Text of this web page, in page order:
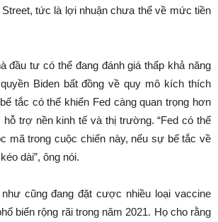
tức là lợi nhuận chưa thể về mức tiền
đầu tư có thể đang đánh giá thấp khả năng
Biden bất đồng về quy mô kích thích
tắc có thể khiến Fed càng quan trọng hơn
hỗ trợ nền kinh tế và thị trường. “Fed có thể
mã trong cuộc chiến này, nếu sự bế tắc về
dài”, ông nói.
cũng đang đặt cược nhiều loại vaccine
biến rộng rãi trong năm 2021. Họ cho rằng